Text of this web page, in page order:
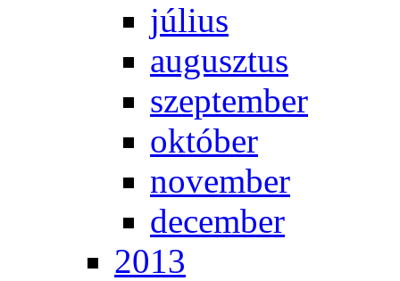
jú­li­us
au­gusz­tus
szep­tem­ber
ok­tó­ber
no­vem­ber
de­cem­ber
2013